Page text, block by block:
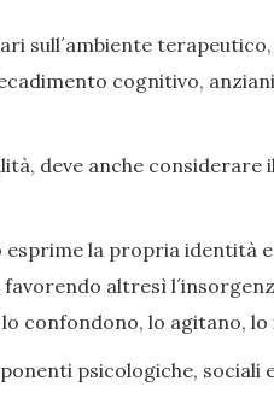
sull´ambiente
cognitivo,
deve anche
esprime la propria identità
altresì
confondono, lo agitano, lo
psicologiche, sociali